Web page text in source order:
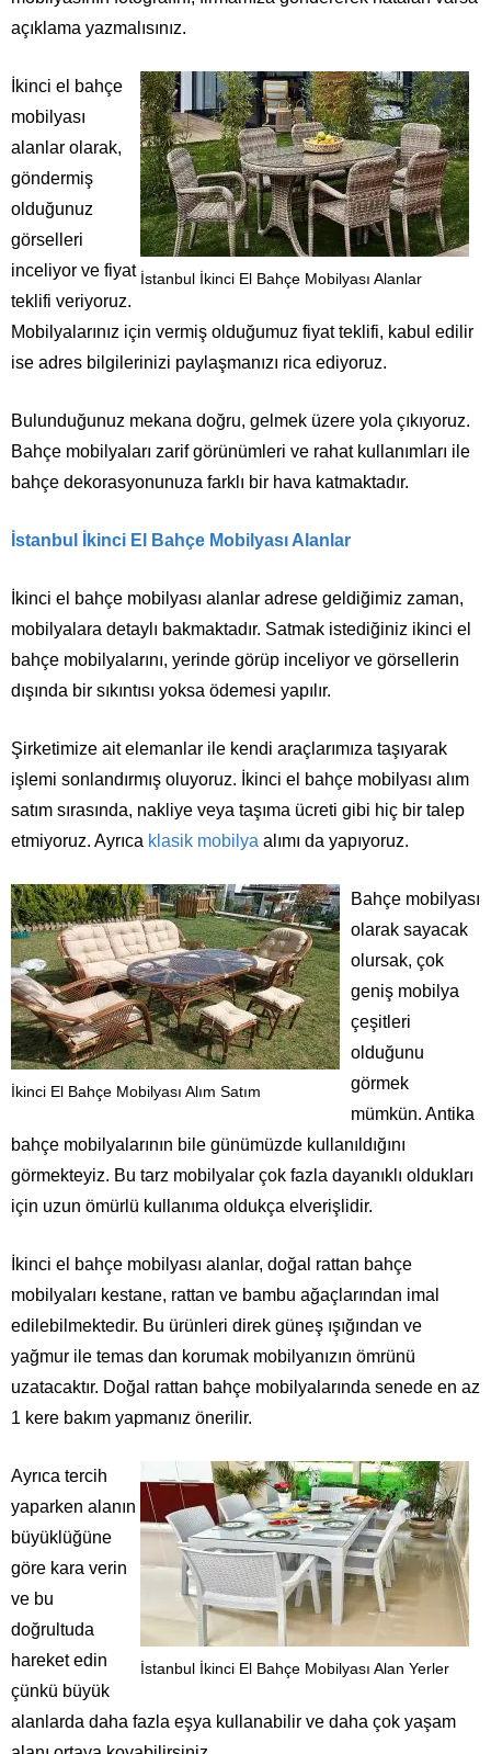
açıklama yazmalısınız.
İstanbul İkinci El Bahçe Mobilyası Alanlar
İkinci el bahçe
mobilyası
alanlar olarak,
göndermiş
olduğunuz
görselleri
inceliyor ve fiyat
teklifi veriyoruz.
Mobilyalarınız için vermiş olduğumuz fiyat teklifi, kabul edilir
ise adres bilgilerinizi paylaşmanızı rica ediyoruz.
Bulunduğunuz mekana doğru, gelmek üzere yola çıkıyoruz.
Bahçe mobilyaları zarif görünümleri ve rahat kullanımları ile
bahçe dekorasyonunuza farklı bir hava katmaktadır.
İstanbul İkinci El Bahçe Mobilyası Alanlar
İkinci el bahçe mobilyası alanlar adrese geldiğimiz zaman,
mobilyalara detaylı bakmaktadır. Satmak istediğiniz ikinci el
bahçe mobilyalarını, yerinde görüp inceliyor ve görsellerin
dışında bir sıkıntısı yoksa ödemesi yapılır.
Şirketimize ait elemanlar ile kendi araçlarımıza taşıyarak
işlemi sonlandırmış oluyoruz. İkinci el bahçe mobilyası alım
satım sırasında, nakliye veya taşıma ücreti gibi hiç bir talep
etmiyoruz. Ayrıca klasik mobilya alımı da yapıyoruz.
İkinci El Bahçe Mobilyası Alım Satım
Bahçe mobilyası
olarak sayacak
olursak, çok
geniş mobilya
çeşitleri
olduğunu
görmek
mümkün. Antika
bahçe mobilyalarının bile günümüzde kullanıldığını
görmekteyiz. Bu tarz mobilyalar çok fazla dayanıklı oldukları
için uzun ömürlü kullanıma oldukça elverişlidir.
İkinci el bahçe mobilyası alanlar, doğal rattan bahçe
mobilyaları kestane, rattan ve bambu ağaçlarından imal
edilebilmektedir. Bu ürünleri direk güneş ışığından ve
yağmur ile temas dan korumak mobilyanızın ömrünü
uzatacaktır. Doğal rattan bahçe mobilyalarında senede en az
1 kere bakım yapmanız önerilir.
İstanbul İkinci El Bahçe Mobilyası Alan Yerler
Ayrıca tercih
yaparken alanın
büyüklüğüne
göre kara verin
ve bu
doğrultuda
hareket edin
çünkü büyük
alanlarda daha fazla eşya kullanabilir ve daha çok yaşam